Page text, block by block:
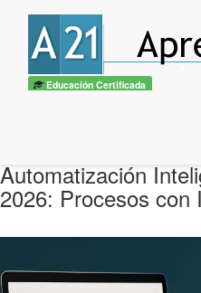
Educación Certificada
Automatización
2026: Procesos con